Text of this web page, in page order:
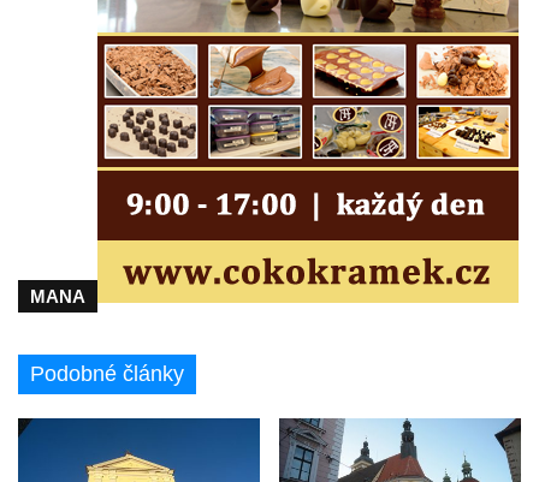
Hrobčicích
Kaple svatého Vavřince v Mirošovicích
Márnice na hřbitově v Račicích
Márnice na hřbitově v Dobříni
Kaple v Bezděkově
Kaple Nejsvětější Trojice v centru Liběšic
okraji Liběšic
Kostel svaté Kateřiny v Chouči
Kostel svatého Augustina v Lužici
Kostel svatého Martina v Kozlech
MANA
Podobné články